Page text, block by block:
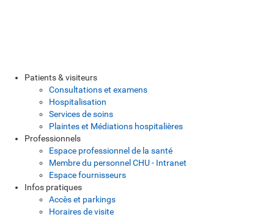
Patients & visiteurs
Consultations et examens
Hospitalisation
Services de soins
Plaintes et Médiations hospitalières
Professionnels
Espace professionnel de la santé
Membre du personnel CHU - Intranet
Espace fournisseurs
Infos pratiques
Accès et parkings
Horaires de visite